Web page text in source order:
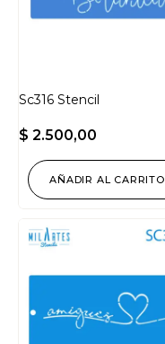
Sc316 Stencil
$ 2.500,00
AÑADIR AL CARRITO